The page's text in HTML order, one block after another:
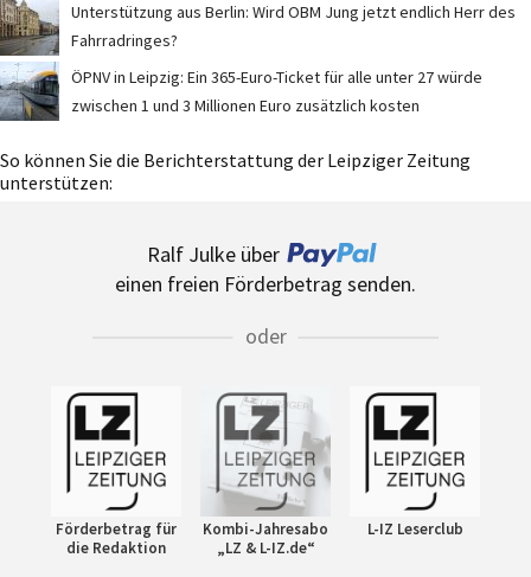
Unterstützung aus Berlin: Wird OBM Jung jetzt endlich Herr des
Fahrradringes?
ÖPNV in Leipzig: Ein 365-Euro-Ticket für alle unter 27 würde
zwischen 1 und 3 Millionen Euro zusätzlich kosten
So können Sie die Berichterstattung der Leipziger Zeitung
unterstützen:
Ralf Julke über
einen freien Förderbetrag senden.
oder
Förderbetrag für
die Redaktion
Kombi-Jahresabo
„LZ & L-IZ.de“
L-IZ Leserclub